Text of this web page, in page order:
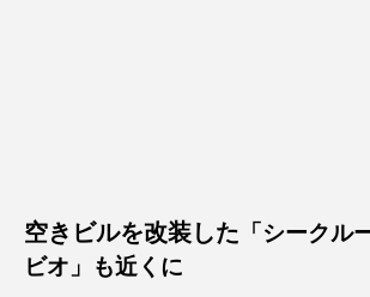
空きビルを改装した 「シークル
ビオ」も近くに